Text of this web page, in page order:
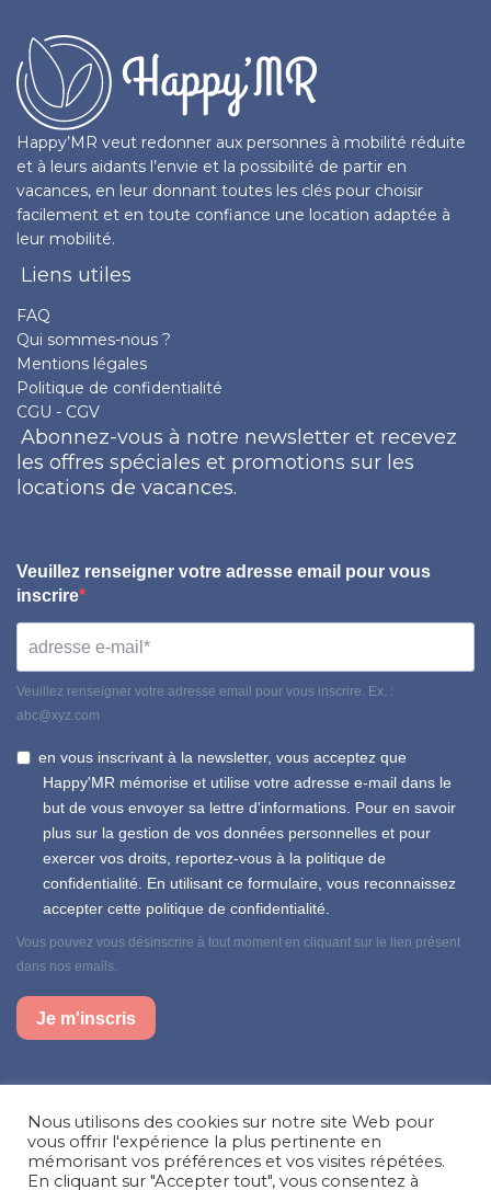
Happy’MR veut redonner aux personnes à mobilité réduite
et à leurs aidants l’envie et la possibilité de partir en
vacances, en leur donnant toutes les clés pour choisir
facilement et en toute confiance une location adaptée à
leur mobilité.
Liens utiles
FAQ
Qui sommes-nous ?
Mentions légales
Politique de confidentialité
CGU - CGV
Abonnez-vous à notre newsletter et recevez
les offres spéciales et promotions sur les
locations de vacances.
Veuillez renseigner votre adresse email pour vous
inscrire
Veuillez renseigner votre adresse email pour vous inscrire. Ex. :
abc@xyz.com
en vous inscrivant à la newsletter, vous acceptez que
Happy'MR mémorise et utilise votre adresse e-mail dans le
but de vous envoyer sa lettre d'informations. Pour en savoir
plus sur la gestion de vos données personnelles et pour
exercer vos droits, reportez-vous à la politique de
confidentialité. En utilisant ce formulaire, vous reconnaissez
accepter cette politique de confidentialité.
Vous pouvez vous désinscrire à tout moment en cliquant sur le lien présent
dans nos emails.
Je m'inscris
Facebook
Instagram
LinkedIn
Besoin d’aide, une question ?
Nous utilisons des cookies sur notre site Web pour
vous offrir l'expérience la plus pertinente en
mémorisant vos préférences et vos visites répétées.
En cliquant sur "Accepter tout", vous consentez à